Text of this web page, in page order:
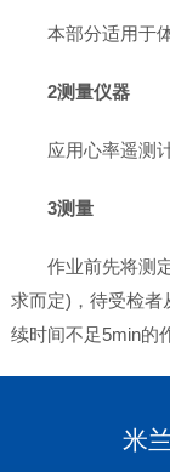
本部分适用于
2测量仪器
应用心率遥测计
3测量
作业前先将测
求而定)，待受检者
续时间不足5min的
米